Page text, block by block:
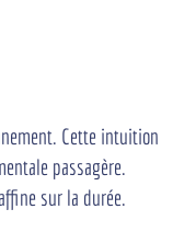
Cette intuition
passagère.
sur la durée.